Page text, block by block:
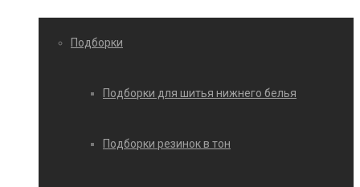
Подборки
Подборки для шитья нижнего белья
Подборки резинок в тон